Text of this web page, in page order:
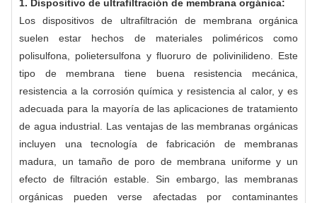
1. Dispositivo de ultrafiltración de membrana orgánica:
Los dispositivos de ultrafiltración de membrana orgánica
suelen estar hechos de materiales poliméricos como
polisulfona, polietersulfona y fluoruro de polivinilideno. Este
tipo de membrana tiene buena resistencia mecánica,
resistencia a la corrosión química y resistencia al calor, y es
adecuada para la mayoría de las aplicaciones de tratamiento
de agua industrial. Las ventajas de las membranas orgánicas
incluyen una tecnología de fabricación de membranas
madura, un tamaño de poro de membrana uniforme y un
efecto de filtración estable. Sin embargo, las membranas
orgánicas pueden verse afectadas por contaminantes